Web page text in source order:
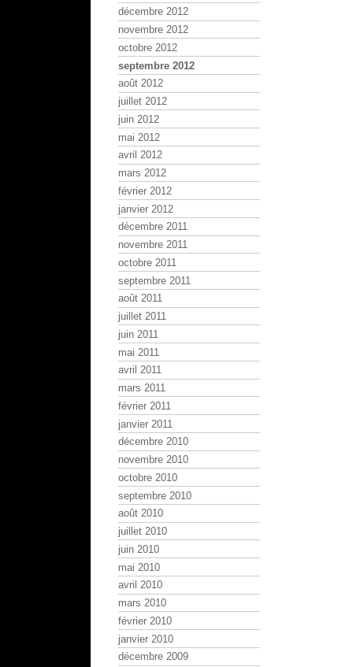
décembre 2012
novembre 2012
octobre 2012
septembre 2012
août 2012
juillet 2012
juin 2012
mai 2012
avril 2012
mars 2012
février 2012
janvier 2012
décembre 2011
novembre 2011
octobre 2011
septembre 2011
août 2011
juillet 2011
juin 2011
mai 2011
avril 2011
mars 2011
février 2011
janvier 2011
décembre 2010
novembre 2010
octobre 2010
septembre 2010
août 2010
juillet 2010
juin 2010
mai 2010
avril 2010
mars 2010
février 2010
janvier 2010
décembre 2009